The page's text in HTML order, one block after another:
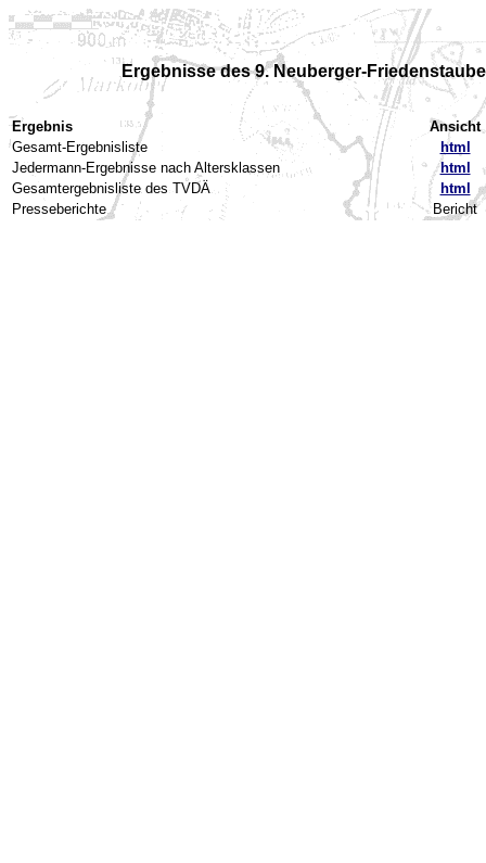
Ergebnisse des 9. Neuberger-
Ergebnis
Ansicht
Gesamt-Ergebnisliste
html
Jedermann-Ergebnisse nach Altersklassen
html
Gesamtergebnisliste des TVDÄ
html
Presseberichte
Bericht